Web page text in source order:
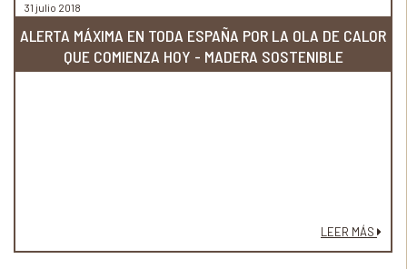
31 julio 2018
ALERTA MÁXIMA EN TODA ESPAÑA POR LA OLA DE CALOR
QUE COMIENZA HOY - MADERA SOSTENIBLE
LEER MÁS